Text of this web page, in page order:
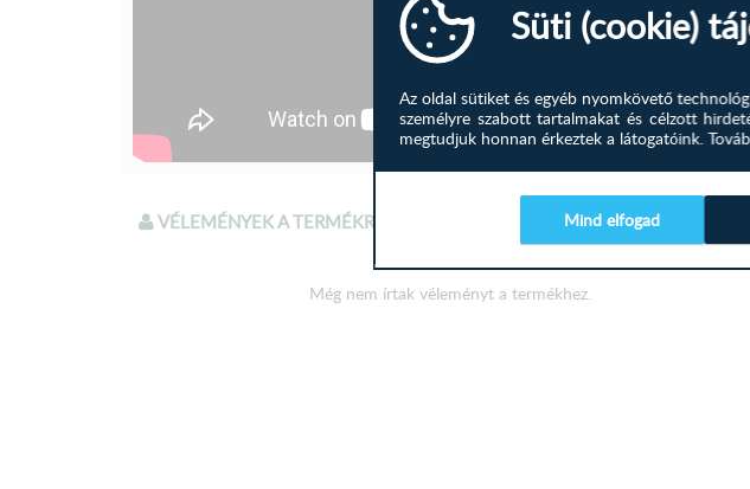
VÉLEMÉNYEK A TERMÉKRŐL Új vélemény írása
Még nem írtak véleményt a termékhez.
Süti (cookie)
Az oldal sütiket és egyéb nyomkövető
személyre szabott tartalmakat és célzott
megtudjuk honnan érkeztek a látogatóink.
Mind elfogad